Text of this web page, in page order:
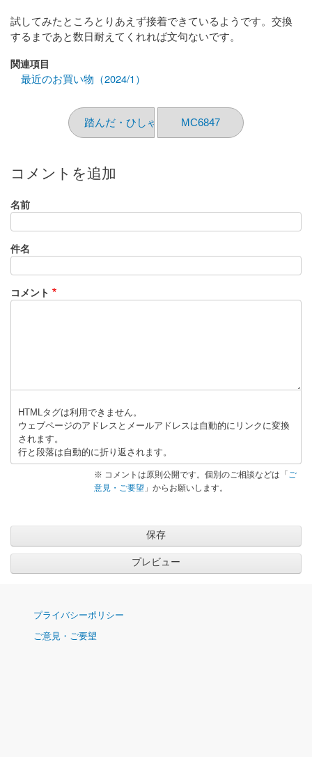
試してみたところとりあえず接着できているようです。交換
するまであと数日耐えてくれれば文句ないです。
関連項目
最近のお買い物（2024/1）
踏んだ・ひしゃげた・折れた
MC6847
コメントを追加
名前
件名
コメント
HTMLタグは利用できません。
ウェブページのアドレスとメールアドレスは自動的にリンクに変換
されます。
行と段落は自動的に折り返されます。
※ コメントは原則公開です。個別のご相談などは「 ご
意見・ご要望 」からお願いします。
ナ
ゲ
プライバシーポリシー
ご意見・ご要望